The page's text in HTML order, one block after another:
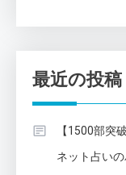
最近の投稿
【1500部突
ネット占い